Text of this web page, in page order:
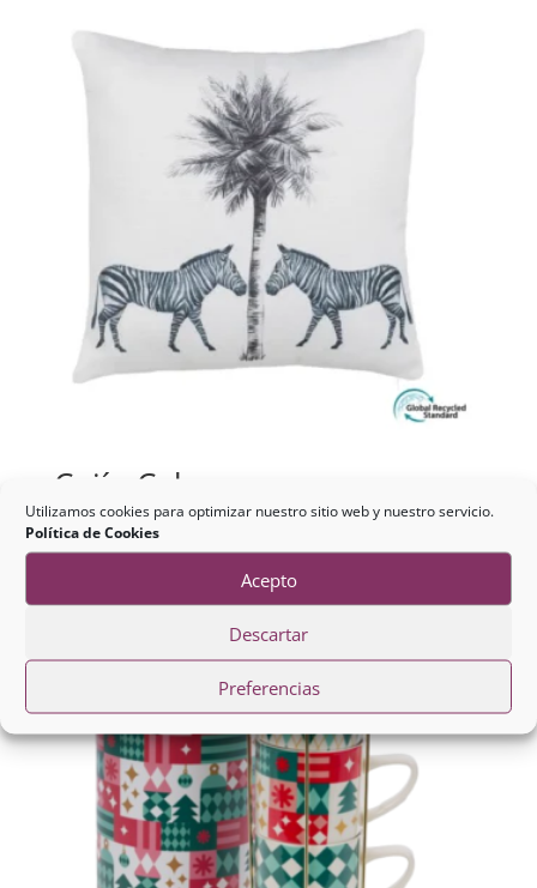
Utilizamos cookies para optimizar nuestro sitio web y nuestro servicio.
Política de Cookies
Acepto
Descartar
Preferencias
Cojín Cebra
25,85€